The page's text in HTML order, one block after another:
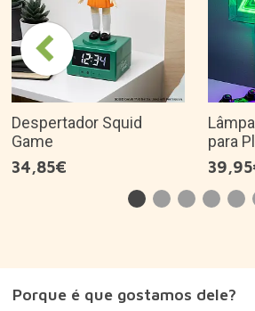
Despertador Squid
Game
34,85€
para
Porque é que gostamos dele?